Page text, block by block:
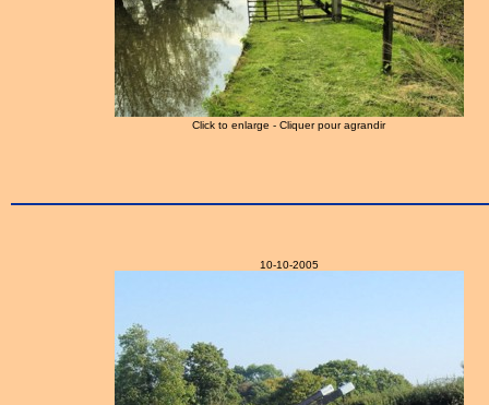
Click to enlarge - Cliquer pour agrandir
10-10-2005